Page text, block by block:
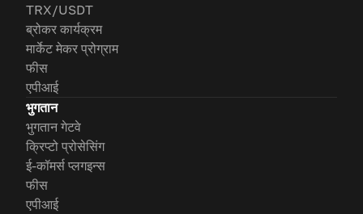
TRX/USDT
ब्रोकर कार्यक्रम
मार्केट मेकर प्रोग्राम
फीस
एपीआई
भुगतान
भुगतान गेटवे
क्रिप्टो प्रोसेसिंग
ई-कॉमर्स प्लगइन्स
फीस
एपीआई